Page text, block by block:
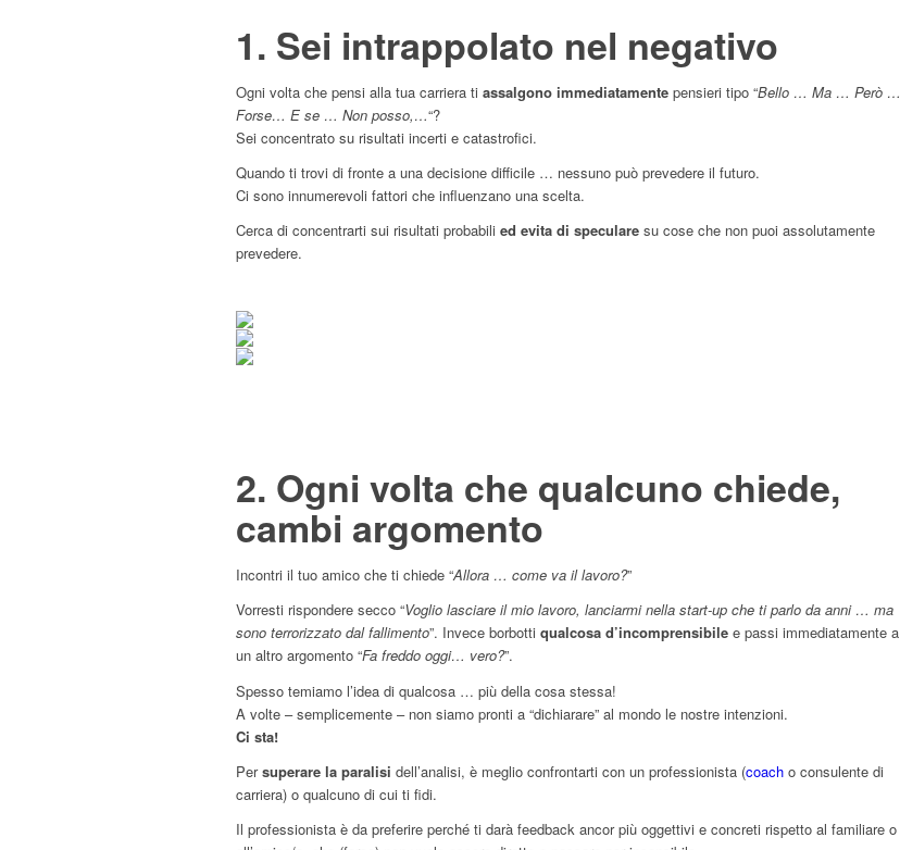
1. Sei intrappolato nel negativo
Ogni volta che pensi alla tua carriera ti assalgono immediatamente pensieri tipo “Bello … Ma … Però …
Forse… E se … Non posso,…“?
Sei concentrato su risultati incerti e catastrofici.
Quando ti trovi di fronte a una decisione difficile … nessuno può prevedere il futuro.
Ci sono innumerevoli fattori che influenzano una scelta.
Cerca di concentrarti sui risultati probabili ed evita di speculare su cose che non puoi assolutamente
prevedere.
2. Ogni volta che qualcuno chiede,
cambi argomento
Incontri il tuo amico che ti chiede “Allora … come va il lavoro?”
Vorresti rispondere secco “Voglio lasciare il mio lavoro, lanciarmi nella start-up che ti parlo da anni … ma
sono terrorizzato dal fallimento”. Invece borbotti qualcosa d’incomprensibile e passi immediatamente a
un altro argomento “Fa freddo oggi… vero?”.
Spesso temiamo l’idea di qualcosa … più della cosa stessa!
A volte – semplicemente – non siamo pronti a “dichiarare” al mondo le nostre intenzioni.
Ci sta!
Persuperare la paralisi dell’analisi, è meglio confrontarti con un professionista (coach o consulente di
carriera) o qualcuno di cui ti fidi.
Il professionista è da preferire perché ti darà feedback ancor più oggettivi e concreti rispetto al familiare o